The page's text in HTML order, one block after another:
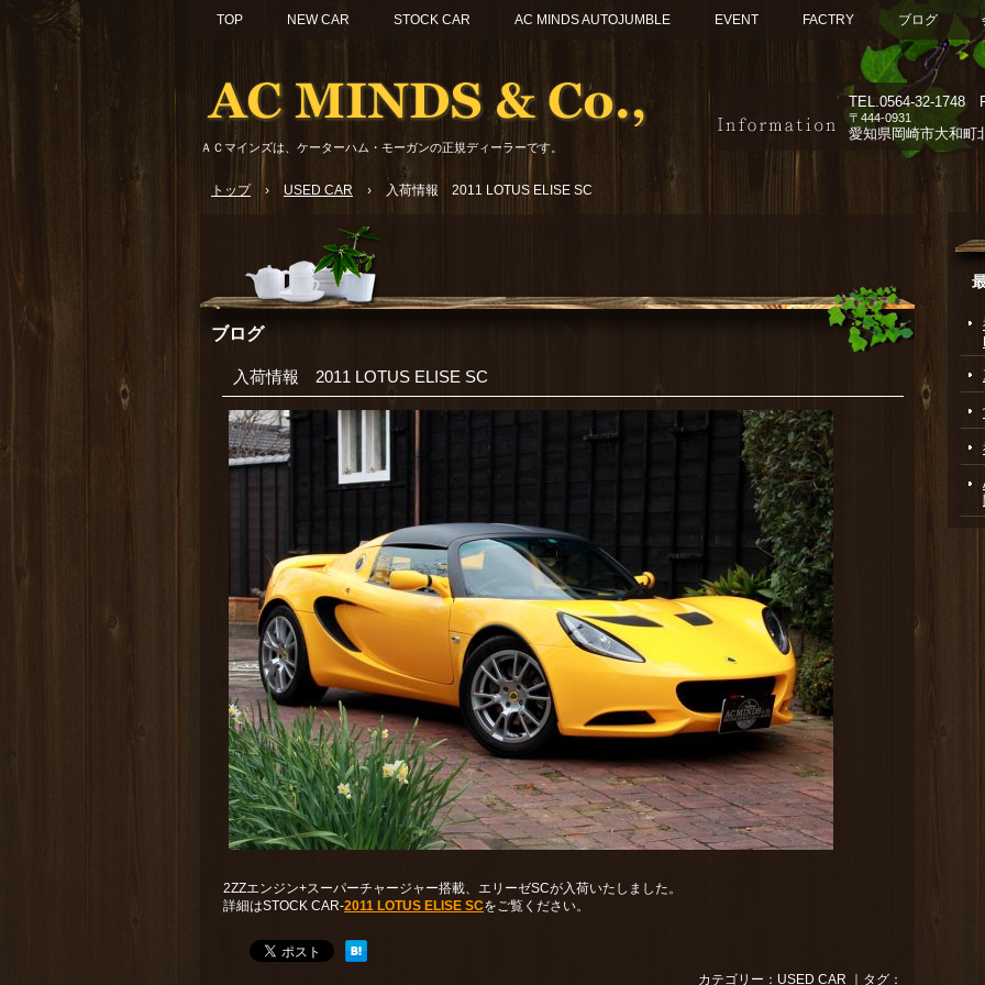
ＡＣマインズは、ケーターハム・モーガンの正規ディーラーです。
TEL.0564-32-1748
〒444-0931
愛知県岡崎市大和町
TOP NEW CAR STOCK CAR AC MINDS AUTOJUMBLE EVENT FACTRY ブログ
トップ › USED CAR › 入荷情報 2011 LOTUS ELISE SC
ブログ
入荷情報 2011 LOTUS ELISE SC
2ZZエンジン+スーパーチャージャー搭載、エリーゼSCが入荷いたしました。
詳細はSTOCK CAR-2011 LOTUS ELISE SCをご覧ください。
カテゴリー： USED CAR ｜タグ：